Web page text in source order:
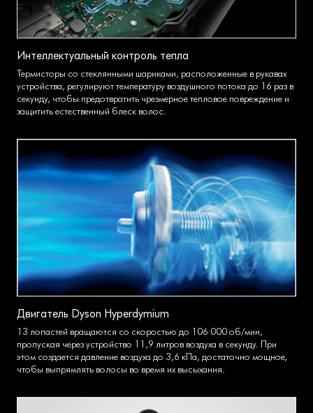
Интеллектуальный контроль тепла
Термисторы со стеклянными шариками, расположенные в рукавах
устройства, регулируют температуру воздушного потока до 16 раз в
секунду, чтобы предотвратить чрезмерное тепловое повреждение и
защитить естественный блеск волос.
Двигатель Dyson Hyperdymium
13 лопастей вращаются со скоростью до 106 000 об/мин,
пропуская через устройство 11,9 литров воздуха в секунду. При
этом создается давление воздуха до 3,6 кПа, достаточно мощное,
чтобы выпрямлять волосы во время их высыхания.